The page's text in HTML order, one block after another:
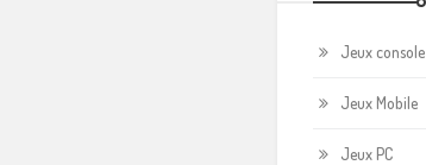
Jeux console
Jeux Mobile
Jeux PC